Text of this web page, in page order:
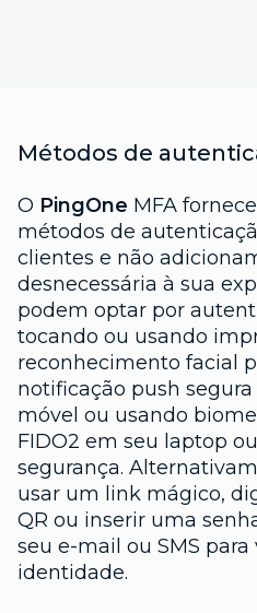
Métodos de
O PingOne MFA
métodos de
clientes e não
desnecessária à sua
podem optar por
tocando ou usando
reconhecimento facial
notificação push
móvel ou usando
FIDO2 em seu laptop
segurança.
usar um link mágico,
QR ou inserir uma
seu e-mail ou SMS para
identidade.